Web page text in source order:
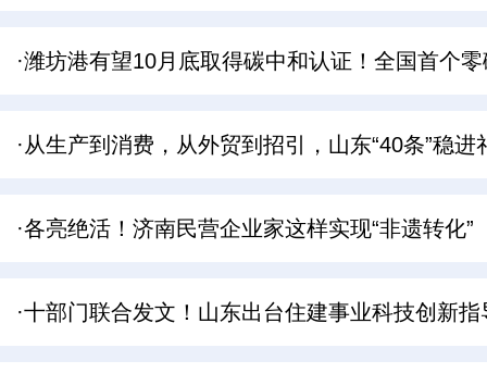
·潍坊港有望10月底取得碳中和认证！全国首个
·从生产到消费，从外贸到招引，山东“40条”稳
·各亮绝活！济南民营企业家这样实现“非遗转化”
·十部门联合发文！山东出台住建事业科技创新